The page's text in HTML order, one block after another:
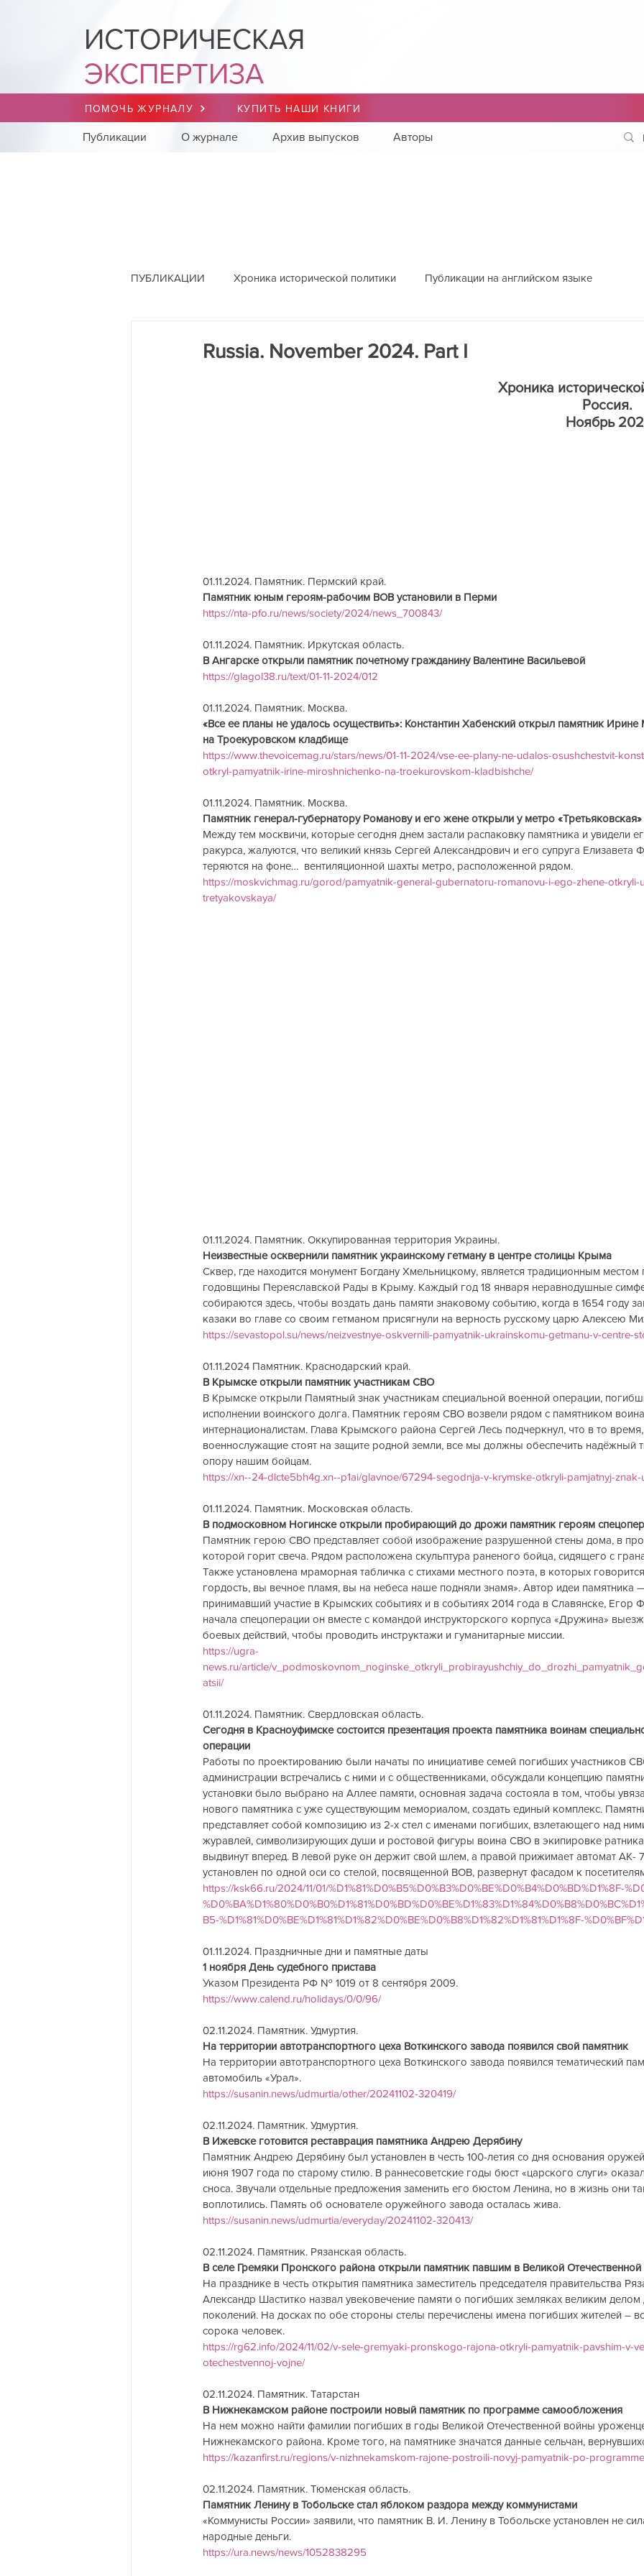
ИСТОРИЧЕСКАЯ
ЭКСПЕРТИЗА
ПОМОЧЬ ЖУРНАЛУ КУПИТЬ НАШИ КНИГИ
Публикации О журнале Архив выпусков Авторы
ПУБЛИКАЦИИ Хроника исторической политики Публикации на английском языке
Russia. November 2024. Part I
Хроника
Россия.
Ноябрь
01.11.2024. Памятник. Пермский край.
Памятник юным героям-рабочим ВОВ установили в Перми
https://nta-pfo.ru/news/society/2024/news_700843/
01.11.2024. Памятник. Иркутская область.
В Ангарске открыли памятник почетному гражданину Валентине Васильевой
https://glagol38.ru/text/01-11-2024/012
01.11.2024. Памятник. Москва.
«Все ее планы не удалось осуществить»: Константин Хабенский открыл памятник
на Троекуровском кладбище
https://www.thevoicemag.ru/stars/news/01-11-2024/vse-ee-plany-ne-udalos-osushchestvit-
otkryl-pamyatnik-irine-miroshnichenko-na-troekurovskom-kladbishche/
01.11.2024. Памятник. Москва.
Памятник генерал-губернатору Романову и его жене открыли у метро «Третьяковская»
Между тем москвичи, которые сегодня днем застали распаковку памятника и увидели
ракурса, жалуются, что великий князь Сергей Александрович и его супруга Елизавета
теряются на фоне…  вентиляционной шахты метро, расположенной рядом.
https://moskvichmag.ru/gorod/pamyatnik-general-gubernatoru-romanovu-i-ego-zhene-otkryli-
tretyakovskaya/
01.11.2024. Памятник. Оккупированная территория Украины.
Неизвестные осквернили памятник украинскому гетману в центре
Сквер, где находится монумент Богдану Хмельницкому, является традиционным местом
годовщины Переяславской Рады в Крыму. Каждый год 18 января неравнодушные
собираются здесь, чтобы воздать дань памяти знаковому событию, когда в 1654 году
казаки во главе со своим гетманом присягнули на верность русскому царю
https://sevastopol.su/news/neizvestnye-oskvernili-pamyatnik-ukrainskomu-getmanu-v-centre-
01.11.2024 Памятник. Краснодарский край.
В Крымске открыли памятник участникам СВО
В Крымске открыли Памятный знак участникам специальной военной операции,
исполнении воинского долга. Памятник героям СВО возвели рядом с памятником
интернационалистам. Глава Крымского района Сергей Лесь подчеркнул, что в то
военнослужащие стоят на защите родной земли, все мы должны обеспечить надёжный
опору нашим бойцам.
https://xn--24-dlcte5bh4g.xn--p1ai/glavnoe/67294-segodnja-v-krymske-otkryli-pamjatnyj-znak-
01.11.2024. Памятник. Московская область.
В подмосковном Ногинске открыли пробирающий до дрожи памятник героям
Памятник герою СВО представляет собой изображение разрушенной стены дома, в
которой горит свеча. Рядом расположена скульптура раненого бойца, сидящего с
Также установлена мраморная табличка с стихами местного поэта, в которых
гордость, вы вечное пламя, вы на небеса наше подняли знамя». Автор идеи памятника
принимавший участие в Крымских событиях и в событиях 2014 года в Славянске, Егор
начала спецоперации он вместе с командой инструкторского корпуса «Дружина»
боевых действий, чтобы проводить инструктажи и гуманитарные миссии.
https://ugra-
news.ru/article/
atsii/
01.11.2024. Памятник. Свердловская область.
Сегодня в Красноуфимске состоится презентация проекта памятника воинам
операции
Работы по проектированию были начаты по инициативе семей погибших участников
администрации встречались с ними и с общественниками, обсуждали концепцию
установки было выбрано на Аллее памяти, основная задача состояла в том, чтобы
нового памятника с уже существующим мемориалом, создать единый комплекс.
представляет собой композицию из 2-х стел с именами погибших, взлетающего над
журавлей, символизирующих души и ростовой фигуры воина СВО в экипировке
выдвинут вперед. В левой руке он держит свой шлем, а правой прижимает автомат АК-
установлен по одной оси со стелой, посвященной ВОВ, развернут фасадом к
https://ksk66.ru/2024/11/01/%D1%81%D0%B5%D0%B3%D0%BE%D0%B4%D0%BD%D1%8F-
B5-%D1%81%D0%BE%D1%81%D1%82%D0%BE%D0%B8%D1%82%D1%81%D1%8F-
01.11.2024. Праздничные дни и памятные даты
1 ноября День судебного пристава
Указом Президента РФ № 1019 от 8 сентября 2009.
https://www.calend.ru/holidays/0/0/96/
02.11.2024. Памятник. Удмуртия.
На территории автотранспортного цеха Воткинского завода появился свой памятник
На территории автотранспортного цеха Воткинского завода появился тематический
автомобиль «Урал».
https://susanin.news/udmurtia/other/20241102-320419/
02.11.2024. Памятник. Удмуртия.
В Ижевске готовится реставрация памятника Андрею Дерябину
Памятник Андрею Дерябину был установлен в честь 100-летия со дня основания
июня 1907 года по старому стилю. В раннесоветские годы бюст «царского слуги»
сноса. Звучали отдельные предложения заменить его бюстом Ленина, но в жизнь они
воплотились. Память об основателе оружейного завода осталась жива.
https://susanin.news/udmurtia/everyday/20241102-320413/
02.11.2024. Памятник. Рязанская область.
В селе Гремяки Пронского района открыли памятник павшим в Великой
На празднике в честь открытия памятника заместитель председателя правительства
Александр Шаститко назвал увековечение памяти о погибших земляках великим
поколений. На досках по обе стороны стелы перечислены имена погибших жителей –
сорока человек.
https://rg62.info/2024/11/02/v-sele-gremyaki-pronskogo-rajona-otkryli-pamyatnik-pavshim-v-
otechestvennoj-vojne/
02.11.2024. Памятник. Татарстан
В Нижнекамском районе построили новый памятник по программе
На нем можно найти фамилии погибших в годы Великой Отечественной войны
Нижнекамского района. Кроме того, на памятнике значатся данные сельчан,
https://kazanfirst.ru/regions/v-nizhnekamskom-rajone-postroili-novyj-pamyatnik-po-
02.11.2024. Памятник. Тюменская область.
Памятник Ленину в Тобольске стал яблоком раздора между коммунистами
«Коммунисты России» заявили, что памятник В. И. Ленину в Тобольске установлен не
народные деньги.
https://ura.news/news/1052838295